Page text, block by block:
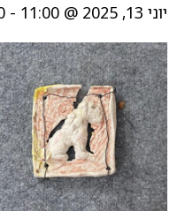
יוני 13, 2025 @ 11:00 -